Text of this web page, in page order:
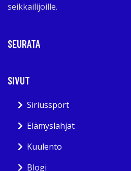
seikkailijoille.
SEURATA
SIVUT
Siriussport
Elämyslahjat
Kuulento
Blogi